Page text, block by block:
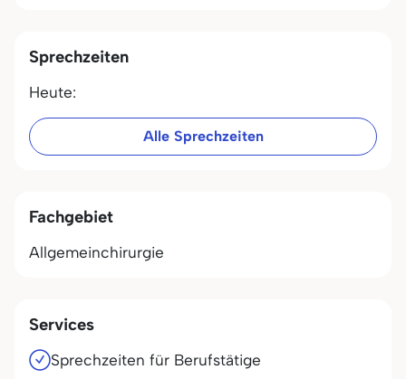
Sprechzeiten
Heute:
Alle Sprechzeiten
Fachgebiet
Allgemeinchirurgie
Services
Sprechzeiten für Berufstätige